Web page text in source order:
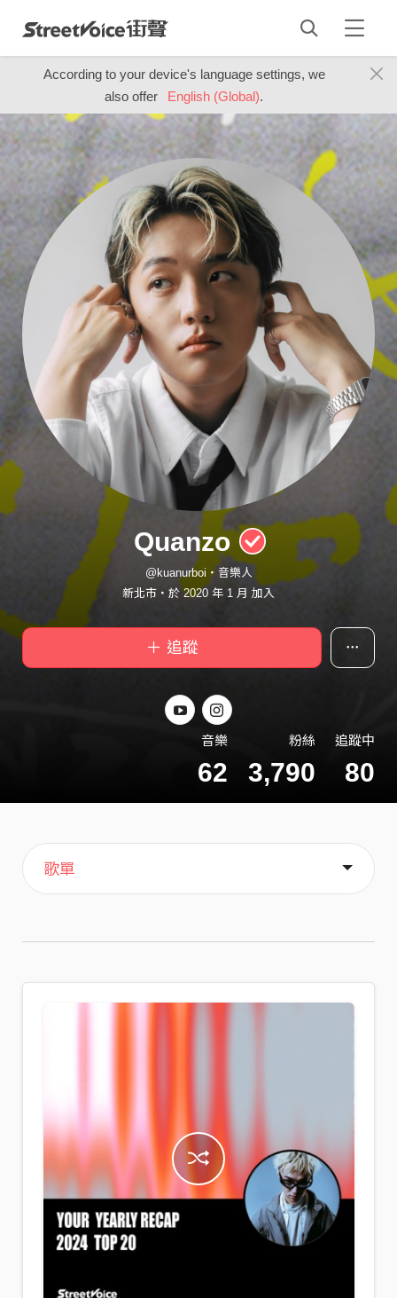
According to your device's language settings, we
also offer
English (Global).
Quanzo
@kuanurboi・音樂人
新北市・於 2020 年 1 月 加入
＋ 追蹤
音樂
62
粉絲
3,790
追蹤中
80
主頁
音樂
歌單
喜歡
關於